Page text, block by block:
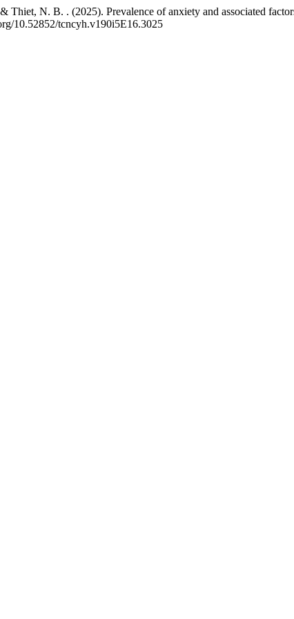
N. B. . (2025). Prevalence of anxiety and associated
10.52852/tcncyh.v190i5E16.3025